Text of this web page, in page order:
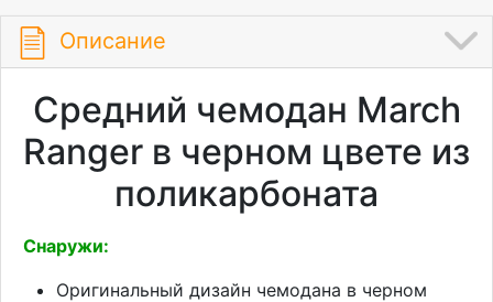
Описание
Средний чемодан March
Ranger в черном цвете из
поликарбоната
Снаружи:
Оригинальный дизайн чемодана в черном